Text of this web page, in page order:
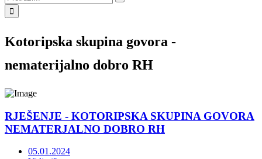
Kotoripska skupina govora -
nematerijalno dobro RH
RJEŠENJE - KOTORIPSKA SKUPINA GOVORA
NEMATERJALNO DOBRO RH
05.01.2024